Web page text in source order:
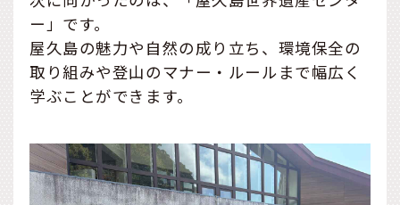
ー」です。
屋久島の魅力や自然の成り立ち、環境保全の
取り組みや登山のマナー・ルールまで幅広く
学ぶことができます。